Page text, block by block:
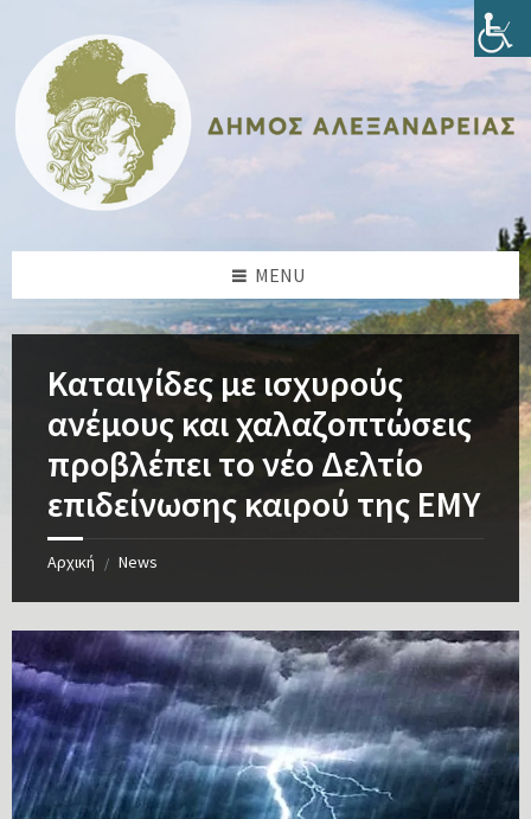
content
sidebar
sidebar
footer
MENU
Καταιγίδες με ισχυρούς
ανέμους και χαλαζοπτώσεις
προβλέπει το νέο Δελτίο
επιδείνωσης καιρού της ΕΜΥ
Αρχική / News